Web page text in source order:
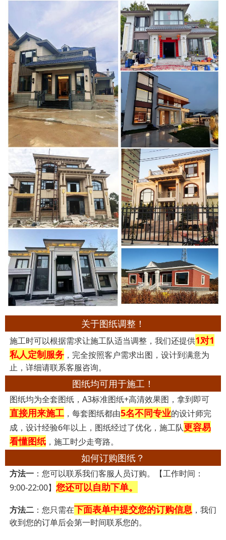
关于图纸调整！
施工时可以根据需求让施工队适当调整，我们还提供1对1
私人定制服务，完全按照客户需求出图，设计到满意为
止，详细请联系客服咨询。
图纸均可用于施工！
图纸均为全套图纸，A3标准图纸+高清效果图，拿到即可
直接用来施工，每套图纸都由5名不同专业的设计师完
成，设计经验6年以上，图纸经过了优化，施工队更容易
看懂图纸，施工时少走弯路。
如何订购图纸？
方法一：您可以联系我们客服人员订购。【工作时间：
9:00-22:00】 您还可以自助下单。
方法二：您只需在下面表单中提交您的订购信息，我们
收到您的订单后会第一时间联系您的。